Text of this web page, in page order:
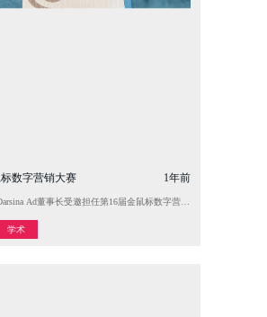
Ad将与客户一起创造属于自己的“公司获客专业大模型”。
约第五大道麦迪逊广场及世界广告地标纽约时代广场。
纽约华人四川商会，在美国巡访期间，何春先生先后走访了波
数字营销大赛 1年前
Ad董事长受邀担任第16届金鼠标数字营销大赛评委。金鼠
学术